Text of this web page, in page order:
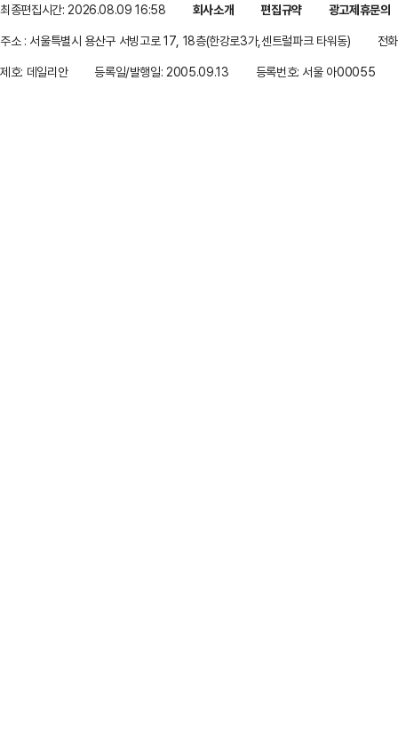
최종편집시간: 2026.08.09 16:58 회사소개 편집규약
광고제휴문의
주소 : 서울특별시 용산구 서빙고로 17, 18층(한강로3가,센트럴파크 타워동)
전
제호: 데일리안
등록일/발행일: 2005.09.13 등록번호: 서울 아00055